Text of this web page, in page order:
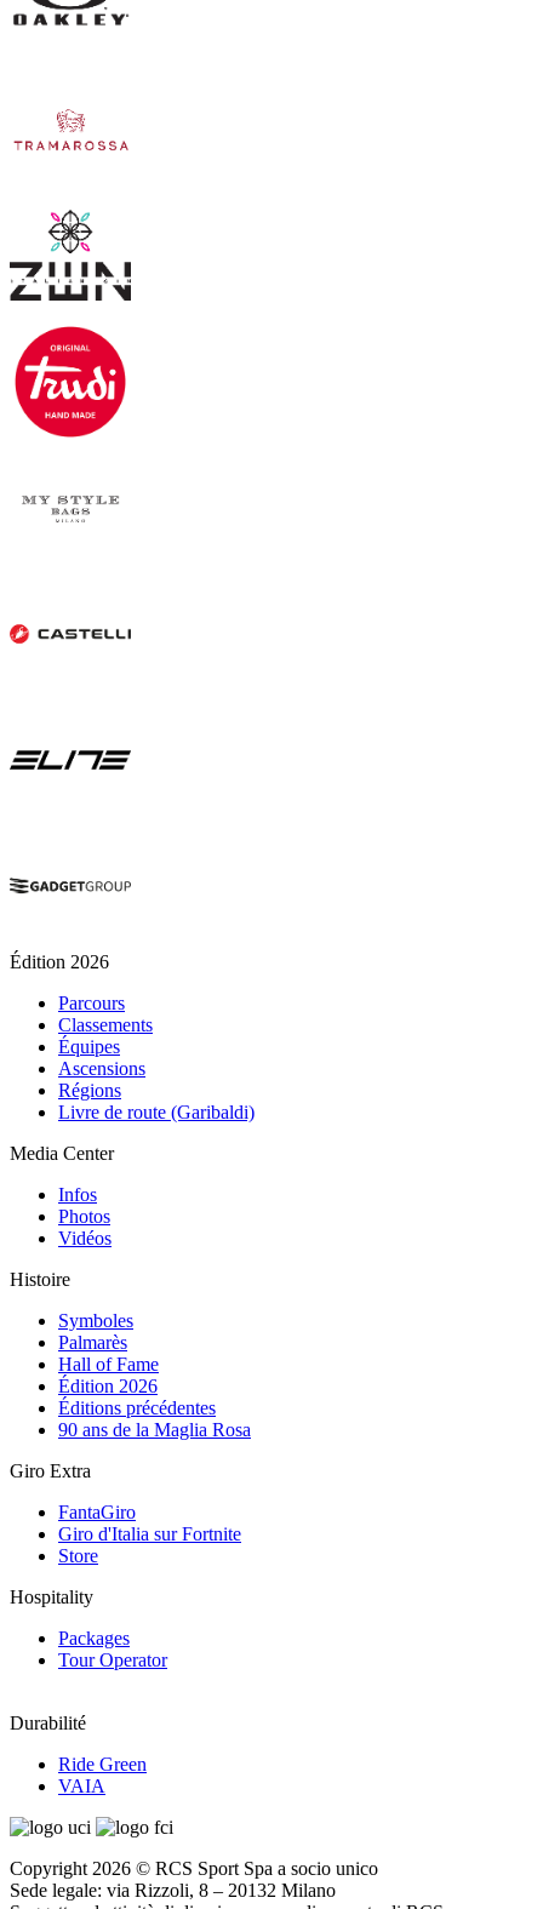
Édition 2026
Parcours
Classements
Équipes
Ascensions
Régions
Livre de route (Garibaldi)
Media Center
Infos
Photos
Vidéos
Histoire
Symboles
Palmarès
Hall of Fame
Édition 2026
Éditions précédentes
90 ans de la Maglia Rosa
Giro Extra
FantaGiro
Giro d'Italia sur Fortnite
Store
Hospitality
Packages
Tour Operator
Durabilité
Ride Green
VAIA
Copyright 2026 © RCS Sport Spa a socio unico
Sede legale: via Rizzoli, 8 – 20132 Milano